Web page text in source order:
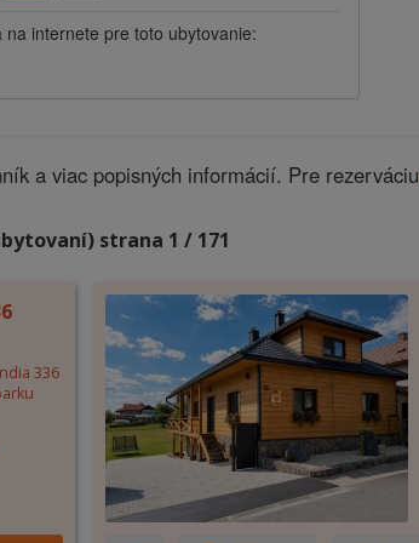
internete pre toto ubytovanie:
a viac popisných informácií. Pre rezerváciu
strana 1 / 171
336